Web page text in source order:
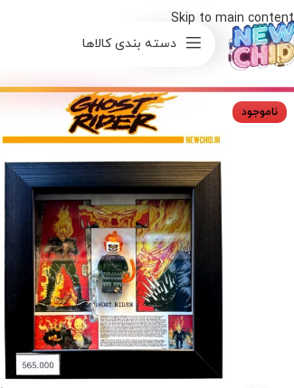
Skip to main content
دسته بندی کالاها
ناموجود